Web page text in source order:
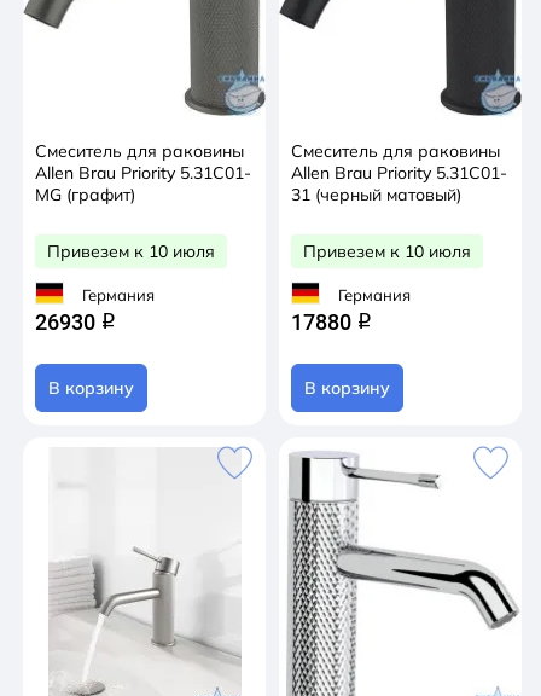
Смеситель для раковины
Allen Brau Priority 5.31С01-
MG (графит)
Привезем к 10 июля
Германия
26930 q
В корзину
Смеситель для раковины
Allen Brau Priority 5.31С01-
31 (черный матовый)
Привезем к 10 июля
Германия
17880 q
В корзину